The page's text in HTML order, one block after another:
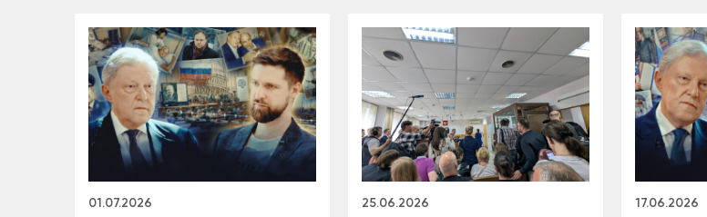
01.07.2026 25.06.2026 17.06.2026